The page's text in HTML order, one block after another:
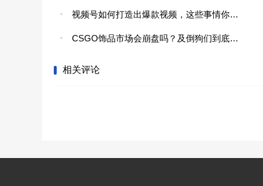
视频号如何打造出爆款视频，这些事情你知道了吗？
CSGO饰品市场会崩盘吗？及倒狗们到底是如何操盘的？
相关评论